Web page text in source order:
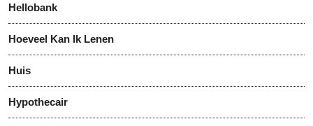
Hellobank
Hoeveel Kan Ik Lenen
Huis
Hypothecair